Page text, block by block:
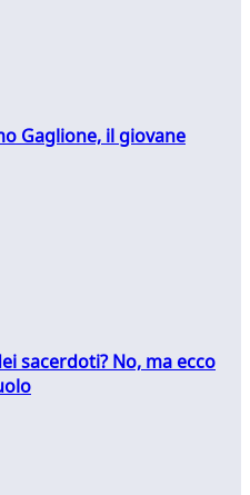
Gaglione, il giovane
sacerdoti? No, ma ecco